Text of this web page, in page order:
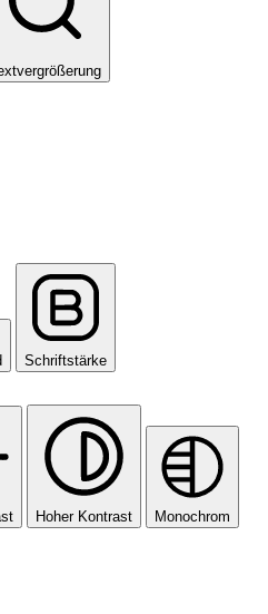
Schriftstärke
Hoher Kontrast Monochrom